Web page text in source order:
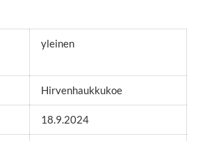
yleinen
Hirvenhaukkukoe
18.9.2024